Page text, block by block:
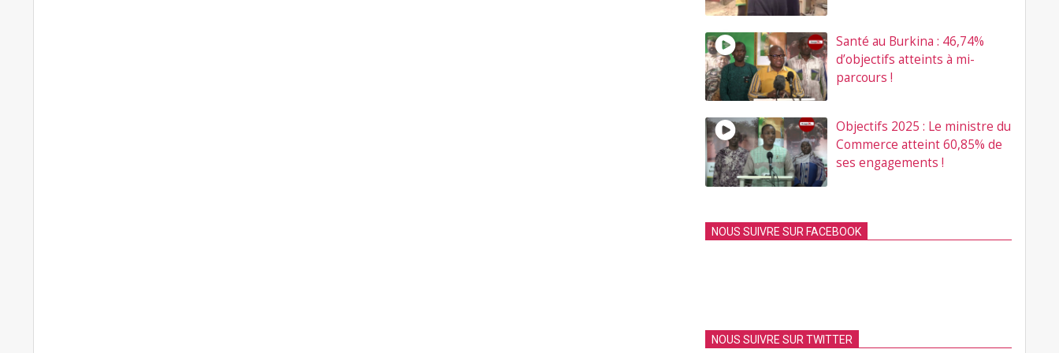
Santé au Burkina : 46,74%
d’objectifs atteints à mi-
parcours !
Objectifs 2025 : Le ministre du
Commerce atteint 60,85% de
ses engagements !
NOUS SUIVRE SUR FACEBOOK
NOUS SUIVRE SUR TWITTER